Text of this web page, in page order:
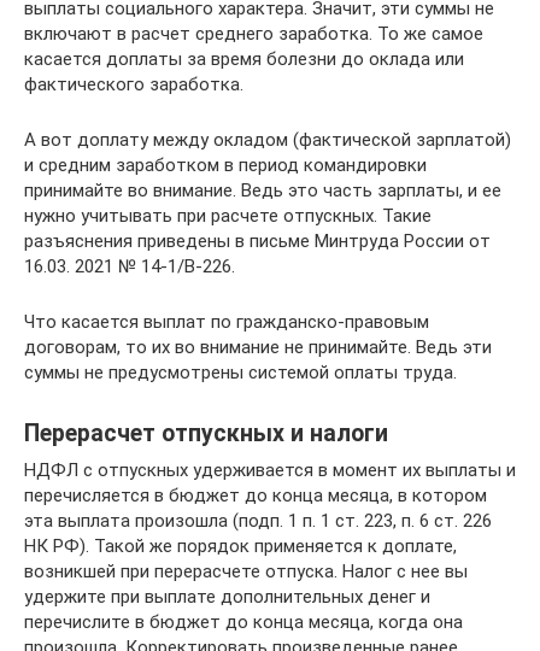
выплаты социального характера. Значит, эти суммы не
включают в расчет среднего заработка. То же самое
касается доплаты за время болезни до оклада или
фактического заработка.
А вот доплату между окладом (фактической зарплатой)
и средним заработком в период командировки
принимайте во внимание. Ведь это часть зарплаты, и ее
нужно учитывать при расчете отпускных. Такие
разъяснения приведены в письме Минтруда России от
16.03. 2021 № 14-1/В-226.
Что касается выплат по гражданско-правовым
договорам, то их во внимание не принимайте. Ведь эти
суммы не предусмотрены системой оплаты труда.
Перерасчет отпускных и налоги
НДФЛ с отпускных удерживается в момент их выплаты и
перечисляется в бюджет до конца месяца, в котором
эта выплата произошла (подп. 1 п. 1 ст. 223, п. 6 ст. 226
НК РФ). Такой же порядок применяется к доплате,
возникшей при перерасчете отпуска. Налог с нее вы
удержите при выплате дополнительных денег и
перечислите в бюджет до конца месяца, когда она